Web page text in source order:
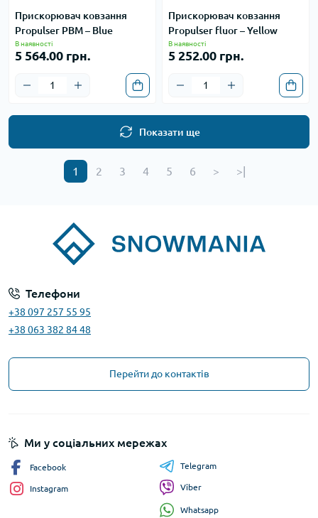
Прискорювач ковзання
Propulser PBM – Blue
В наявності
5 564.00 грн.
Прискорювач ковзання
Propulser fluor – Yellow
В наявності
5 252.00 грн.
Показати ще
1 2 3 4 5 6 > >|
Телефони
+38 097 257 55 95
+38 063 382 84 48
Перейти до контактів
Ми у соціальних мережах
Facebook
Instagram
Telegram
Viber
Whatsapp